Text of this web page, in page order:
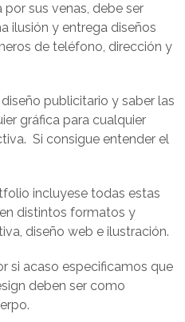
sus venas, debe ser
ilusión y entrega diseños
de teléfono, dirección y
publicitario y saber las
gráfica para cualquier
Si consigue entender el
incluyese todas estas
distintos formatos y
diseño web e ilustración.
si acaso especificamos que
deben ser como